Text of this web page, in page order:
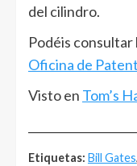
del cilindro.
Podéis consultar
Oficina de
Visto en Tom’s
Etiquetas: Bill Gates